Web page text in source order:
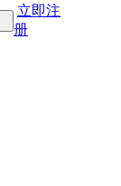
立即注
册